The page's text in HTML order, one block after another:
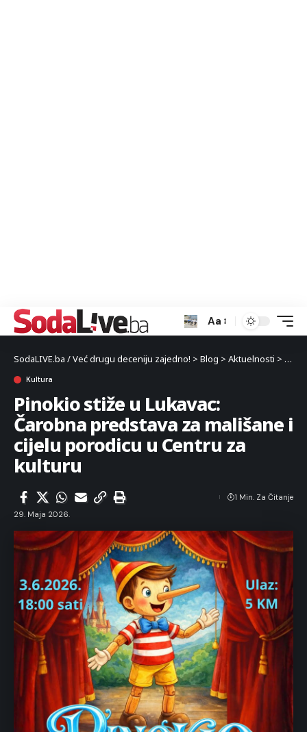
Aa
SodaLIVE.ba / Već drugu deceniju zajedno! > Blog > Aktuelnosti >
Kultura
Pinokio stiže u Lukavac:
Čarobna predstava za mališane i
cijelu porodicu u Centru za
kulturu
29. Maja 2026.
1 Min. Za Čitanje